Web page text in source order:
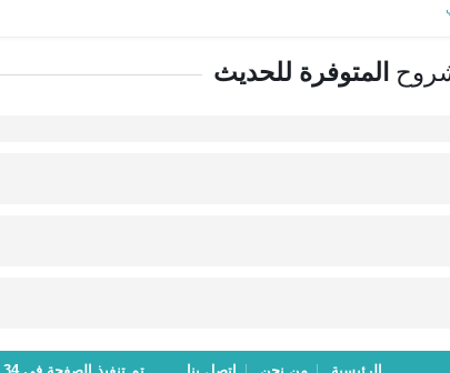
المتوفرة للحديث